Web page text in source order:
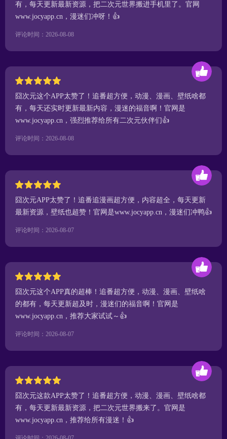
有，每天更新最新资源，把二次元世界搬进手机里了。官网
www.jocyapp.cn，漫迷们冲呀！👍
评论时间：2026-08-08
囧次元这个APP太赞了！追番超方便，动漫、漫画、壁纸啥都
有，每天还实时更新最新内容，漫迷的福音啊！官网是
www.jocyapp.cn，强烈推荐给所有二次元伙伴们👍
评论时间：2026-08-08
囧次元APP太赞了！追番追漫画超方便，内容超全，每天更新
最新资源，壁纸也超赞！官网是www.jocyapp.cn，漫迷们冲鸭👍
评论时间：2026-08-07
囧次元这个APP真的超棒！追番超方便，动漫、漫画、壁纸啥
的都有，每天更新超及时，漫迷们的福音啊！官网是
www.jocyapp.cn，推荐大家试试～👍
评论时间：2026-08-07
囧次元这款APP太赞了！追番超方便，动漫、漫画、壁纸啥都
有，每天更新最新资源，把二次元世界搬来了。官网是
www.jocyapp.cn，推荐给所有漫迷！👍